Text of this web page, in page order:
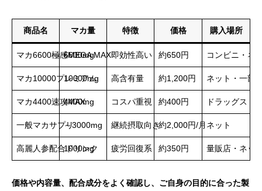
商品名 マカ量 特徴 価格 購入場所
マカ6600極感MEGA MAX
6600mg 即効性高い 約650円 コンビニ・ネ
マカ10000プレミアム
10000mg 高含有量 約1,200円 ネット・一部
マカ4400速攻MAX
4400mg コスパ重視 約400円 ドラッグスト
一般マカサプリ～3000mg 継続摂取向き約2,000円/月 ネット
高麗人参配合ドリンク
1000mg 疲労回復系 約350円 量販店・ネッ
価格や内容量、配合成分をよく確認し、ご自身の目的に合った製